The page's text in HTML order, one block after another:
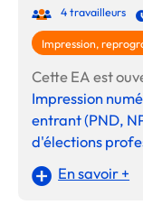
4 travailleurs
Impression,
Cette EA est
Impression
entrant (PND,
d'élections
En savoir +